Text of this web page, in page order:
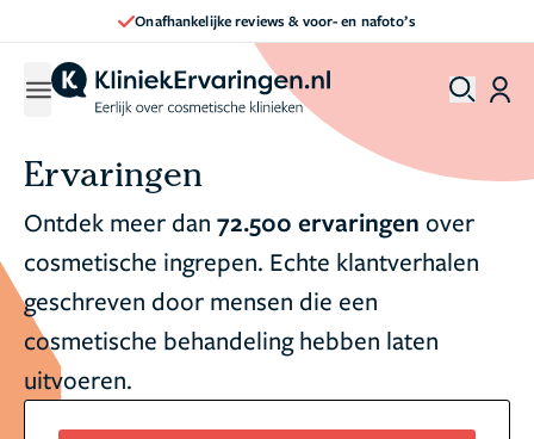
Onafhankelijke reviews & voor- en nafoto’s
Ervaringen
Ontdek meer dan 72.500 ervaringen over
cosmetische ingrepen. Echte klantverhalen
geschreven door mensen die een
cosmetische behandeling hebben laten
uitvoeren.